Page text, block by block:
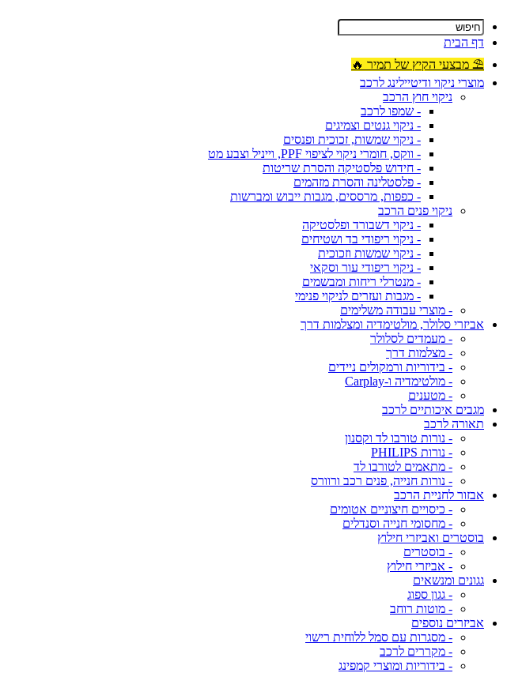
דף הבית
⛱ מבצעי הקיץ של תמיר 🔥
מוצרי ניקוי ודיטיילינג לרכב
ניקוי חוץ הרכב
- שמפו לרכב
- ניקוי גנטים וצמיגים
- ניקוי שמשות, זכוכית ופנסים
- ווקס, חומרי ניקוי לציפוי PPF, וייניל וצבע מט
- חידוש פלסטיקה והסרת שריטות
- פלסטלינה והסרת מזהמים
- כפפות, מרססים, מגבות ייבוש ומברשות
ניקוי פנים הרכב
- ניקוי דשבורד ופלסטיקה
- ניקוי ריפודי בד ושטיחים
- ניקוי שמשות וזכוכית
- ניקוי ריפודי עור וסקאי
- מנטרלי ריחות ומבשמים
- מגבות ועזרים לניקוי פנימי
- מוצרי עבודה משלימים
אביזרי סלולר, מולטימדיה ומצלמות דרך
- מעמדים לסלולר
- מצלמות דרך
- בידוריות ורמקולים ניידים
- מולטימדיה ו-Carplay
- מטענים
מגבים איכותיים לרכב
תאורה לרכב
- נורות טורבו לד וקסנון
- נורות PHILIPS
- מתאמים לטורבו לד
- נורות חנייה, פנים רכב ורוורס
אבזור לחניית הרכב
- כיסויים חיצוניים אטומים
- מחסומי חנייה וסנדלים
בוסטרים ואביזרי חילוץ
- בוסטרים
- אביזרי חילוץ
גגונים ומנשאים
- גגון ספוג
- מוטות רוחב
אביזרים נוספים
- מסגרות עם סמל ללוחית רישוי
- מקררים לרכב
- בידוריות ומוצרי קמפינג